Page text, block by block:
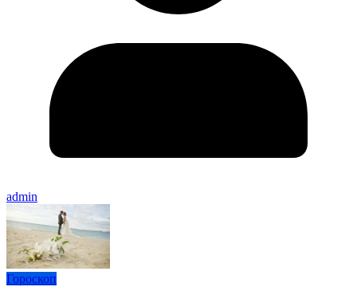
admin
Гороскоп